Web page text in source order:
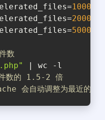
10000
20000
50000
数
| wc -l
件数的 1.5-2 倍
会自动调整为最近的质